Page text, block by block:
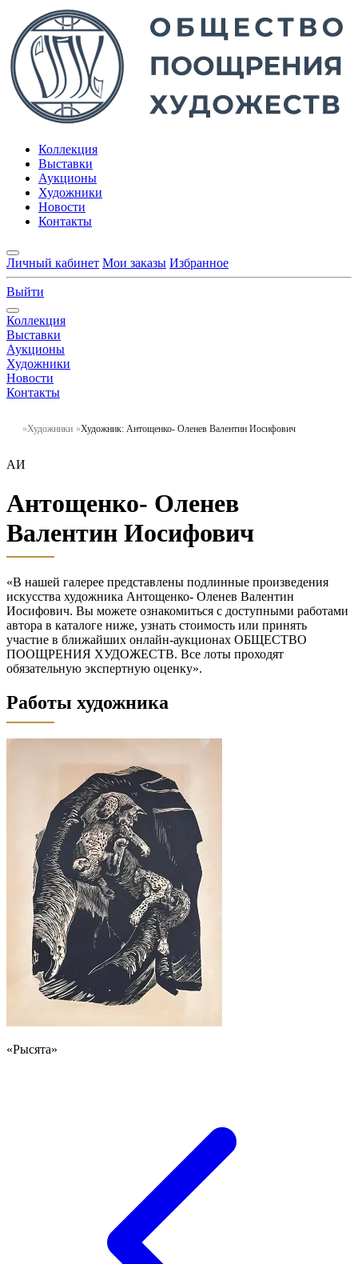
Коллекция
Выставки
Аукционы
Художники
Новости
Контакты
Личный кабинет Мои заказы Избранное
Выйти
Коллекция
Выставки
Аукционы
Художники
Новости
Контакты
Художники Художник: Антощенко- Оленев Валентин Иосифович
АИ
Антощенко- Оленев
Валентин Иосифович
«В нашей галерее представлены подлинные произведения
искусства художника Антощенко- Оленев Валентин
Иосифович. Вы можете ознакомиться с доступными работами
автора в каталоге ниже, узнать стоимость или принять
участие в ближайших онлайн-аукционах ОБЩЕСТВО
ПООЩРЕНИЯ ХУДОЖЕСТВ. Все лоты проходят
обязательную экспертную оценку».
Работы художника
«Рысята»